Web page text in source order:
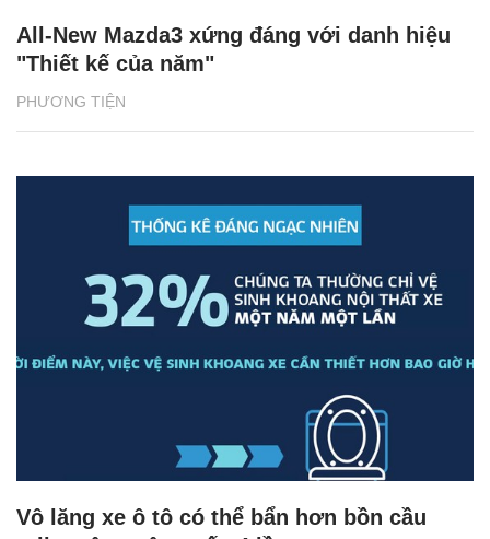
PHƯƠNG TIỆN
All-New Mazda3 xứng đáng với danh hiệu
"Thiết kế của năm"
Vô lăng xe ô tô có thể bẩn hơn bồn cầu